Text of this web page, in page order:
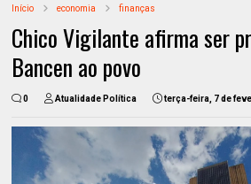
Início economia finanças
Chico Vigilante afirma ser
Bancen ao povo
0 Atualidade Política terça-feira, 7 de